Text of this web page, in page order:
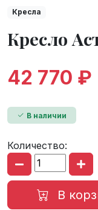
Кресла
Кресло
42 770 ₽
В наличии
Количество:
В